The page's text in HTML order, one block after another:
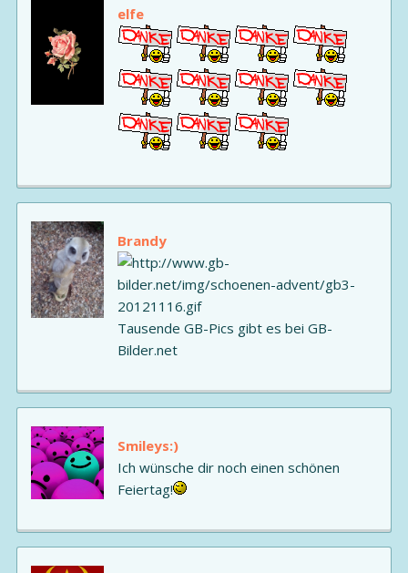
elfe
Brandy
Tausende GB-Pics gibt es bei GB-
Bilder.net
Smileys:)
Ich wünsche dir noch einen schönen
Feiertag!